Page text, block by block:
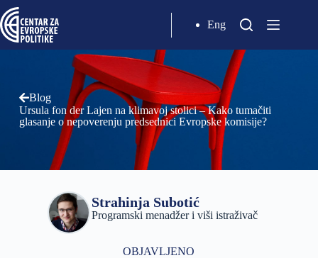
Eng
Blog
Ursula fon der Lajen na klimavoj stolici – Kako tumačiti
glasanje o nepoverenju predsednici Evropske komisije?
Strahinja Subotić
Programski menadžer i viši istraživač
OBJAVLJENO